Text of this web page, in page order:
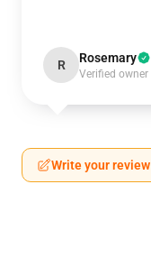
R Rosemary
Verified owner
Write your review